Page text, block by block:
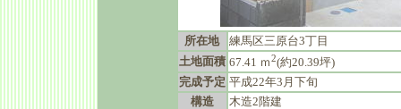
所在地
練馬区三原台3丁目
土地面積 67.41 ｍ2(約20.39坪)
完成予定 平成22年3月下旬
構造
木造2階建